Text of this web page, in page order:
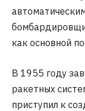
как основной
В 1955 году
ракетных
приступил к